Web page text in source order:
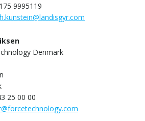
9995119
Denmark
25 00 00